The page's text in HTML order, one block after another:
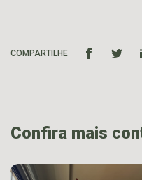
COMPARTILHE
Confira mais